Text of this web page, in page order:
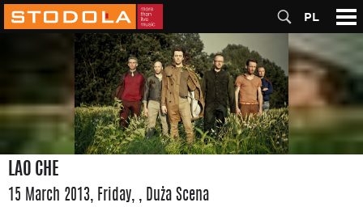
PL
LAO CHE
15 March 2013, Friday, , Duża Scena